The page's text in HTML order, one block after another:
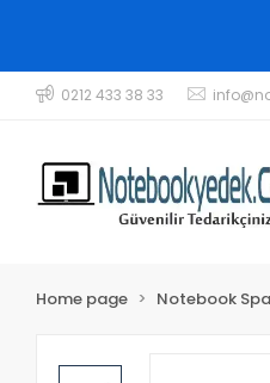
0212 433 38 33
Home page Notebook